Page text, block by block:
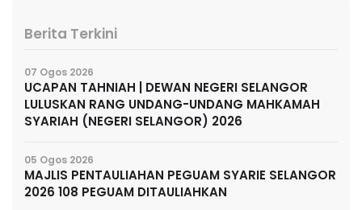
Berita Terkini
07 Ogos 2026
UCAPAN TAHNIAH | DEWAN NEGERI SELANGOR
LULUSKAN RANG UNDANG-UNDANG MAHKAMAH
SYARIAH (NEGERI SELANGOR) 2026
05 Ogos 2026
MAJLIS PENTAULIAHAN PEGUAM SYARIE SELANGOR
2026 108 PEGUAM DITAULIAHKAN